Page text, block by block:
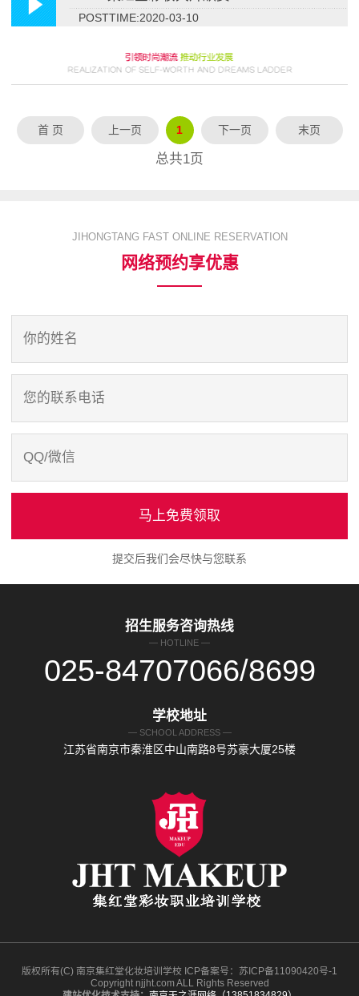
POSTTIME:2020-03-10
首 页 上一页 1 下一页 末页
总共1页
JIHONGTANG FAST ONLINE RESERVATION
网络预约享优惠
马上免费领取
提交后我们会尽快与您联系
招生服务咨询热线
— HOTLINE —
025-84707066/8699
学校地址
— SCHOOL ADDRESS —
江苏省南京市秦淮区中山南路8号苏豪大厦25楼
版权所有(C) 南京集红堂化妆培训学校 ICP备案号：苏ICP备11090420号-1
Copyright njjht.com ALL Rights Reserved